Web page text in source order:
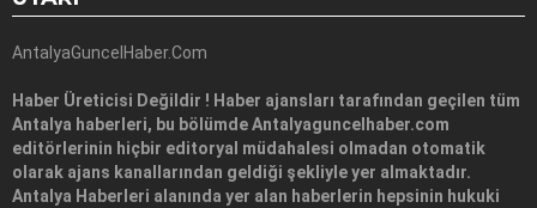
AntalyaGuncelHaber.Com
Haber Üreticisi Değildir ! Haber ajansları tarafından geçilen tüm
Antalya haberleri, bu bölümde Antalyaguncelhaber.com
editörlerinin hiçbir editoryal müdahalesi olmadan otomatik
olarak ajans kanallarından geldiği şekliyle yer almaktadır.
Antalya Haberleri alanında yer alan haberlerin hepsinin hukuki